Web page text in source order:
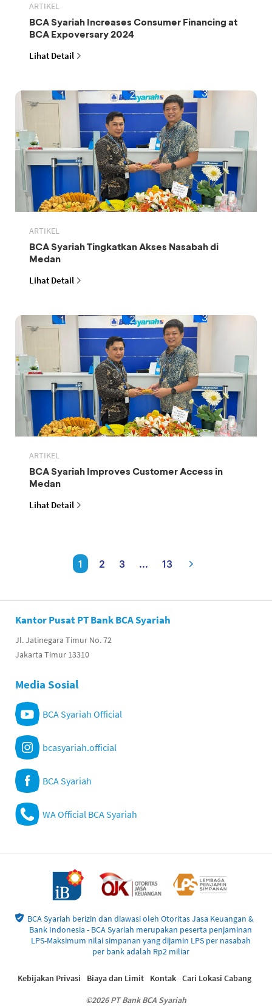
ARTIKEL
BCA Syariah Increases Consumer Financing at
BCA Expoversary 2024
Lihat Detail
ARTIKEL
BCA Syariah Tingkatkan Akses Nasabah di
Medan
Lihat Detail
ARTIKEL
BCA Syariah Improves Customer Access in
Medan
Lihat Detail
1 2 3 ... 13
Kantor Pusat PT Bank BCA Syariah
Jl. Jatinegara Timur No. 72
Jakarta Timur 13310
Media Sosial
BCA Syariah Official
bcasyariah.official
BCA Syariah
WA Official BCA Syariah
BCA Syariah berizin dan diawasi oleh Otoritas Jasa Keuangan &
Bank Indonesia - BCA Syariah merupakan peserta penjaminan
LPS-Maksimum nilai simpanan yang dijamin LPS per nasabah
per bank adalah Rp2 miliar
©2026 PT Bank BCA Syariah
Kebijakan Privasi Biaya dan Limit Kontak Cari Lokasi Cabang